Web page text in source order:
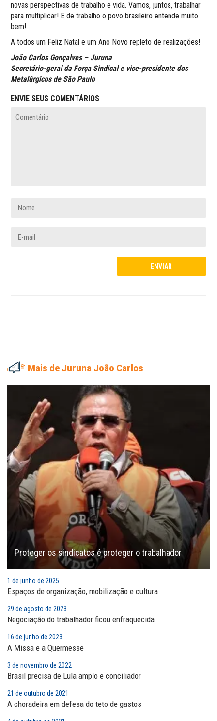
novas perspectivas de trabalho e vida. Vamos, juntos, trabalhar
para multiplicar! E de trabalho o povo brasileiro entende muito
bem!
A todos um Feliz Natal e um Ano Novo repleto de realizações!
João Carlos Gonçalves – Juruna
Secretário-geral da Força Sindical e vice-presidente dos
Metalúrgicos de São Paulo
ENVIE SEUS COMENTÁRIOS
Mais de Juruna João Carlos
Proteger os sindicatos é proteger o trabalhador
1 de junho de 2025
Espaços de organização, mobilização e cultura
29 de agosto de 2023
Negociação do trabalhador ficou enfraquecida
16 de junho de 2023
A Missa e a Quermesse
3 de novembro de 2022
Brasil precisa de Lula amplo e conciliador
21 de outubro de 2021
A choradeira em defesa do teto de gastos